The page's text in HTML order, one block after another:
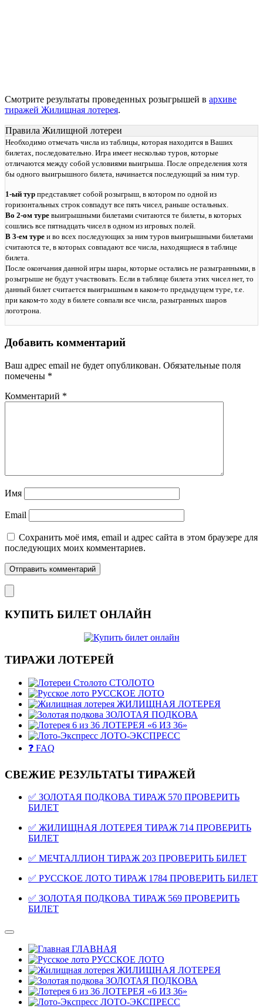
Смотрите результаты проведенных розыгрышей в архиве
тиражей Жилищная лотерея.
Правила Жилищной лотереи
Необходимо отмечать числа из таблицы, которая находится в Ваших
билетах, последовательно. Игра имеет несколько туров, которые
отличаются между собой условиями выигрыша. После определения хотя
бы одного выигрышного билета, начинается последующий за ним тур.
1-ый тур представляет собой розыгрыш, в котором по одной из
горизонтальных строк совпадут все пять чисел, раньше остальных.
Во 2-ом туре выигрышными билетами считаются те билеты, в которых
сошлись все пятнадцать чисел в одном из игровых полей.
В 3-ем туре и во всех последующих за ним туров выигрышными билетами
считаются те, в которых совпадают все числа, находящиеся в таблице
билета.
После окончания данной игры шары, которые остались не разыгранными, в
розыгрыше не будут участвовать. Если в таблице билета этих чисел нет, то
данный билет считается выигрышным в каком-то предыдущем туре, т.е.
при каком-то ходу в билете совпали все числа, разыгранных шаров
логотрона.
Добавить комментарий
Ваш адрес email не будет опубликован. Обязательные поля
помечены *
Комментарий *
Имя
Email
Сохранить моё имя, email и адрес сайта в этом браузере для
последующих моих комментариев.
КУПИТЬ БИЛЕТ ОНЛАЙН
ТИРАЖИ ЛОТЕРЕЙ
СТОЛОТО
РУССКОЕ ЛОТО
ЖИЛИЩНАЯ ЛОТЕРЕЯ
ЗОЛОТАЯ ПОДКОВА
ЛОТЕРЕЯ «6 ИЗ 36»
ЛОТО-ЭКСПРЕСС
❓ FAQ
СВЕЖИЕ РЕЗУЛЬТАТЫ ТИРАЖЕЙ
✅ ЗОЛОТАЯ ПОДКОВА ТИРАЖ 570 ПРОВЕРИТЬ
БИЛЕТ
✅ ЖИЛИЩНАЯ ЛОТЕРЕЯ ТИРАЖ 714 ПРОВЕРИТЬ
БИЛЕТ
✅ МЕЧТАЛЛИОН ТИРАЖ 203 ПРОВЕРИТЬ БИЛЕТ
✅ РУССКОЕ ЛОТО ТИРАЖ 1784 ПРОВЕРИТЬ БИЛЕТ
✅ ЗОЛОТАЯ ПОДКОВА ТИРАЖ 569 ПРОВЕРИТЬ
БИЛЕТ
ГЛАВНАЯ
РУССКОЕ ЛОТО
ЖИЛИЩНАЯ ЛОТЕРЕЯ
ЗОЛОТАЯ ПОДКОВА
ЛОТЕРЕЯ «6 ИЗ 36»
ЛОТО-ЭКСПРЕСС